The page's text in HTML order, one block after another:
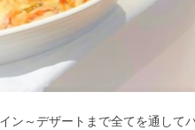
ン～デザートまで全てを通して